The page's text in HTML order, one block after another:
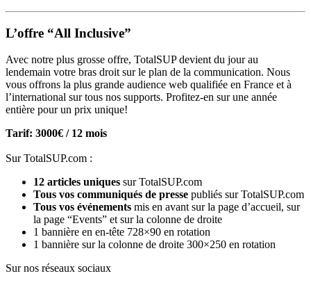
L’offre “All Inclusive”
Avec notre plus grosse offre, TotalSUP devient du jour au
lendemain votre bras droit sur le plan de la communication. Nous
vous offrons la plus grande audience web qualifiée en France et à
l’international sur tous nos supports. Profitez-en sur une année
entière pour un prix unique!
Tarif: 3000€ / 12 mois
Sur TotalSUP.com :
12 articles uniques sur TotalSUP.com
Tous vos communiqués de presse publiés sur TotalSUP.com
Tous vos événements mis en avant sur la page d’accueil, sur
la page “Events” et sur la colonne de droite
1 bannière en en-tête 728×90 en rotation
1 bannière sur la colonne de droite 300×250 en rotation
Sur nos réseaux sociaux